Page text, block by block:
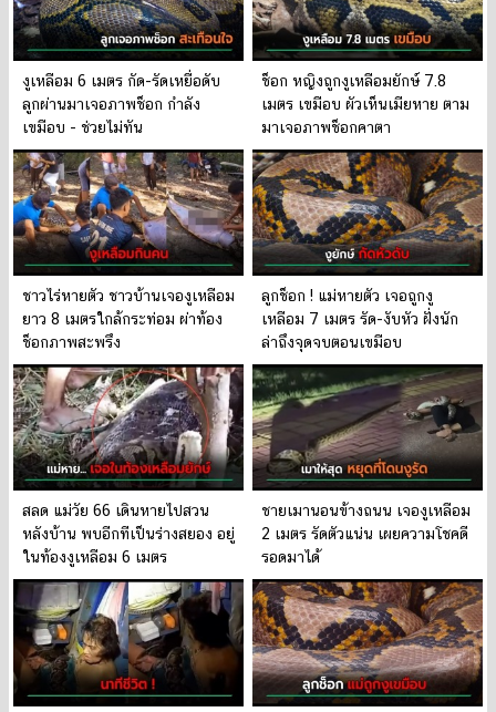
งูเหลือม 6 เมตร กัด-รัดเหยื่อดับ
ลูกผ่านมาเจอภาพช็อก กำลัง
เขมือบ - ช่วยไม่ทัน
ช็อก หญิงถูกงูเหลือมยักษ์ 7.8
เมตร เขมือบ ผัวเห็นเมียหาย ตาม
มาเจอภาพช็อกคาตา
ชาวไร่หายตัว ชาวบ้านเจองูเหลือม
ยาว 8 เมตรใกล้กระท่อม ผ่าท้อง
ช็อกภาพสะพรึง
ลูกช็อก ! แม่หายตัว เจอถูกงู
เหลือม 7 เมตร รัด-งับหัว ฝั่งนัก
ล่าถึงจุดจบตอนเขมือบ
สลด แม่วัย 66 เดินหายไปสวน
หลังบ้าน พบอีกทีเป็นร่างสยอง อยู่
ในท้องงูเหลือม 6 เมตร
ชายเมานอนข้างถนน เจองูเหลือม
2 เมตร รัดตัวแน่น เผยความโชคดี
รอดมาได้